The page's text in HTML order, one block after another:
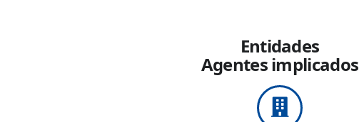
Entidades
Agentes implicados